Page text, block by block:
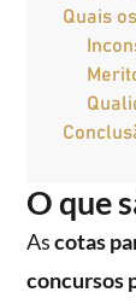
Quais
O que
Ascotas
concursos